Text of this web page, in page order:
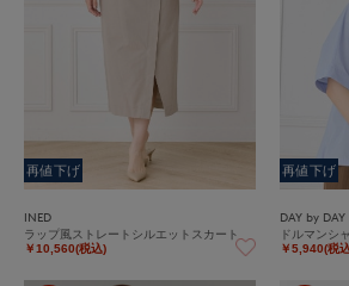
再値下げ
INED
ラップ風ストレートシルエットスカート
￥10,560(税込)
再値下げ
DAY by
ドルマンシ
￥5,940(税